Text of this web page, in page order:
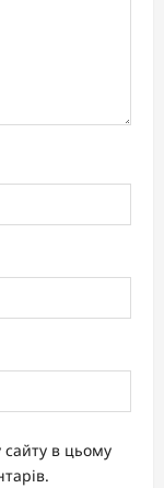
в цьому